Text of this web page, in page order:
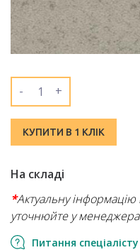
- +
КУПИТИ В 1 КЛІК
На складі
*Актуальну
уточнюйте у менеджера
Питання спеціалісту